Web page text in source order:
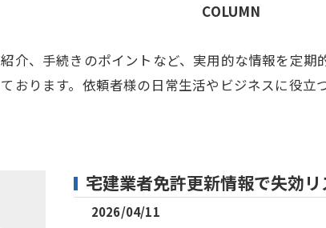
COLUMN
介、手続きのポイントなど、実用的な情報を定
おります。依頼者様の日常生活やビジネスに役
宅建業者免許更新情報で失効
2026/04/11